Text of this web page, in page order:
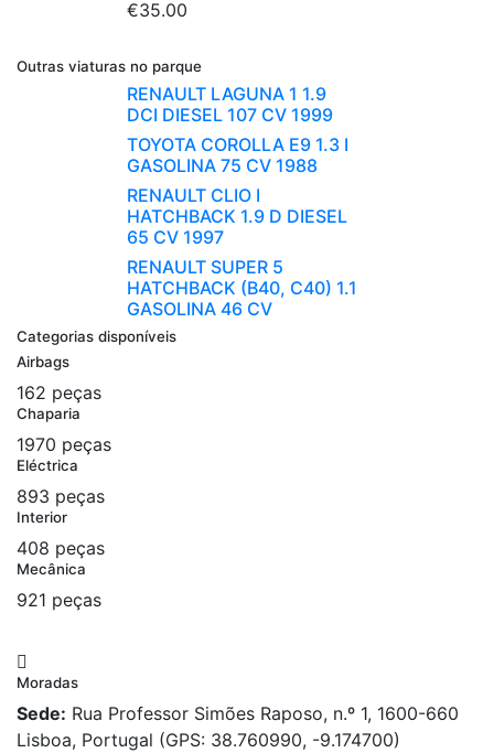
€35.00
Outras viaturas no parque
RENAULT LAGUNA 1 1.9
DCI DIESEL 107 CV 1999
TOYOTA COROLLA E9 1.3 I
GASOLINA 75 CV 1988
RENAULT CLIO I
HATCHBACK 1.9 D DIESEL
65 CV 1997
RENAULT SUPER 5
HATCHBACK (B40, C40) 1.1
GASOLINA 46 CV
Categorias disponíveis
Airbags
162 peças
Chaparia
1970 peças
Eléctrica
893 peças
Interior
408 peças
Mecânica
921 peças
Moradas
Sede: Rua Professor Simões Raposo, n.º 1, 1600-660
Lisboa, Portugal (GPS: 38.760990, -9.174700)